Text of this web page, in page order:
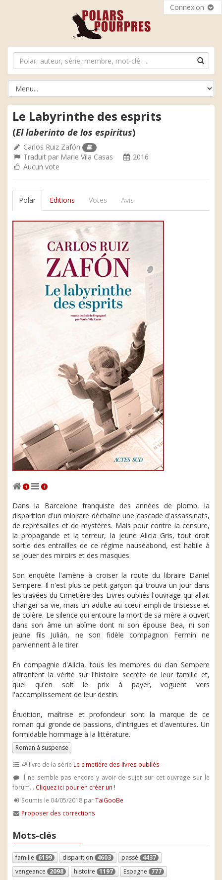
Connexion
Le Labyrinthe des esprits
(El laberinto de los espiritus)
Carlos Ruiz Zafón
Traduit par Marie Vila Casas
2016
Aucun vote
Polar Editions Votes Avis
1 1
Dans la Barcelone franquiste des années de plomb, la
disparition d'un ministre déchaîne une cascade d'assassinats,
de représailles et de mystères. Mais pour contre la censure,
la propagande et la terreur, la jeune Alicia Gris, tout droit
sortie des entrailles de ce régime nauséabond, est habile à
se jouer des miroirs et des masques.
Son enquête l'amène à croiser la route du libraire Daniel
Sempere. Il n'est plus ce petit garçon qui trouva un jour dans
les travées du Cimetière des Livres oubliés l'ouvrage qui allait
changer sa vie, mais un adulte au cœur empli de tristesse et
de colère. Le silence qui entoure la mort de sa mère a ouvert
dans son âme un abîme dont ni son épouse Bea, ni son
jeune fils Julián, ne son fidèle compagnon Fermín ne
parviennent à le tirer.
En compagnie d'Alicia, tous les membres du clan Sempere
affrontent la vérité sur l'histoire secrète de leur famille et,
quel qu'en soit le prix à payer, voguent vers
l'accomplissement de leur destin.
Érudition, maîtrise et profondeur sont la marque de ce
roman qui gronde de passions, d'intrigues et d'aventures. Un
formidable hommage à la littérature.
Roman à suspense
4e livre de la série Le cimetière des livres oubliés
Il ne semble pas encore y avoir de sujet sur cet ouvrage sur le
forum... Cliquez ici pour en créer un !
Soumis le 04/05/2018 parTaiGooBe
Proposer des corrections
Mots-clés
famille 6199 disparition 4603 passé 4437
vengeance 2098 histoire 1197 Espagne 777